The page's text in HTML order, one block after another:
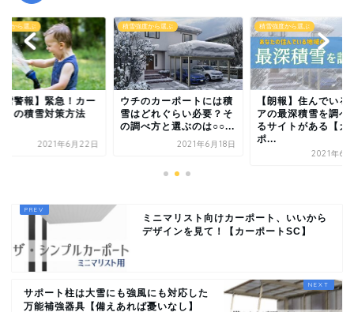
度から選ぶ
雪警報】緊急！カー
トの積雪対策方法
2021年6月22日
積雪強度から選ぶ
ウチのカーポートには積
雪はどれぐらい必要？そ
の調べ方と選ぶのは○○...
2021年6月18日
積雪強度から選ぶ
【朗報】住んでいる
アの最深積雪を調べ
るサイトがある【カ
ポ...
2021年6
ミニマリスト向けカーポート、いいから
デザインを見て！【カーポートSC】
サポート柱は大雪にも強風にも対応した
万能補強器具【備えあれば憂いなし】